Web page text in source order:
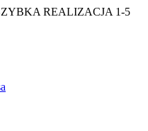
REALIZACJA 1-5